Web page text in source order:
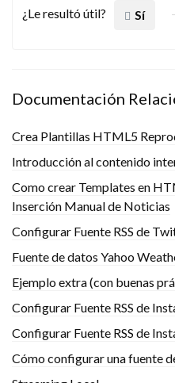
¿Le resultó útil? Sí
Documentación
Crea Plantillas HTML5
Introducción al contenido
Como crear Templates en
Inserción Manual de Noticias
Configurar Fuente RSS de
Fuente de datos Yahoo
Ejemplo extra (con buenas
Configurar Fuente RSS de
Configurar Fuente RSS de
Cómo configurar una fuente